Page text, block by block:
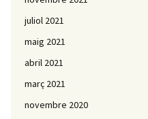
juliol 2021
maig 2021
abril 2021
març 2021
novembre 2020